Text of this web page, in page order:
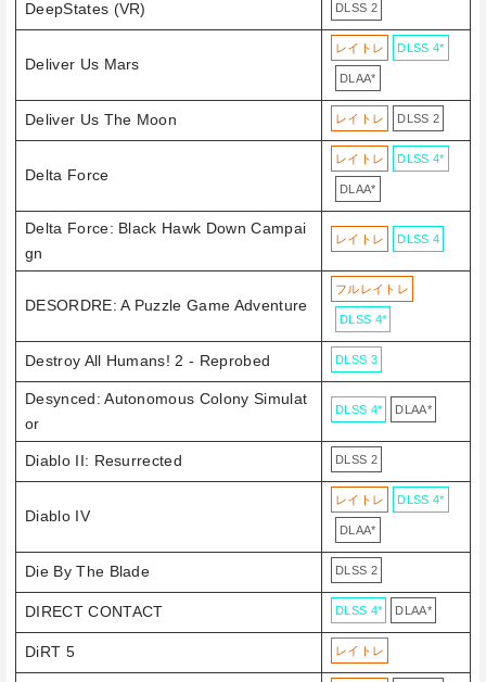
DeepStates (VR) DLSS 2
Deliver Us Mars
レイトレ DLSS 4*
DLAA*
Deliver Us The Moon レイトレ DLSS 2
Delta Force
レイトレ DLSS 4*
DLAA*
Delta Force: Black Hawk Down Campai
gn
レイトレ DLSS 4
DESORDRE: A Puzzle Game Adventure
フルレイトレ
DLSS 4*
Destroy All Humans! 2 - Reprobed DLSS 3
Desynced: Autonomous Colony Simulat
or
DLSS 4* DLAA*
Diablo II: Resurrected DLSS 2
Diablo IV
レイトレ DLSS 4*
DLAA*
Die By The Blade DLSS 2
DIRECT CONTACT DLSS 4* DLAA*
DiRT 5 レイトレ